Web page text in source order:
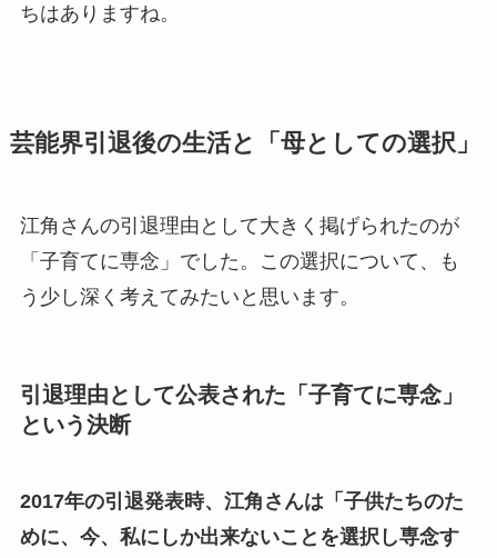
ちはありますね。
芸能界引退後の生活と「母としての選択」
江角さんの引退理由として大きく掲げられたのが
「子育てに専念」でした。この選択について、も
う少し深く考えてみたいと思います。
引退理由として公表された「子育てに専念」
という決断
2017年の引退発表時、江角さんは「子供たちのた
めに、今、私にしか出来ないことを選択し専念す